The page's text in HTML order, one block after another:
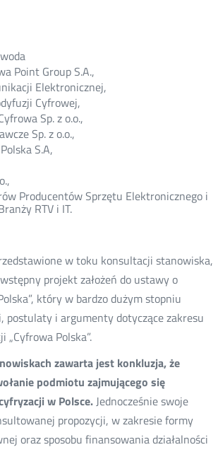
Point Group S.A.,
Elektronicznej,
Cyfrowej,
Sp. z o.o.,
Sp. z o.o.,
S.A,
Producentów Sprzętu Elektronicznego i
RTV i IT.
w toku konsultacji stanowiska,
projekt założeń do ustawy o
który w bardzo dużym stopniu
postulaty i argumenty dotyczące zakresu
„Cyfrowa Polska”.
zawarta jest konkluzja, że
podmiotu zajmującego się
w Polsce.Jednocześnie swoje
propozycji, w zakresie formy
oraz sposobu finansowania działalności